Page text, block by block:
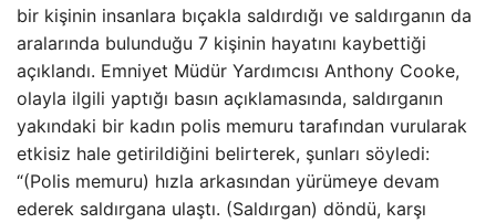
bir kişinin insanlara bıçakla saldırdığı ve saldırganın da
aralarında bulunduğu 7 kişinin hayatını kaybettiği
açıklandı. Emniyet Müdür Yardımcısı Anthony Cooke,
olayla ilgili yaptığı basın açıklamasında, saldırganın
yakındaki bir kadın polis memuru tarafından vurularak
etkisiz hale getirildiğini belirterek, şunları söyledi:
“(Polis memuru) hızla arkasından yürümeye devam
ederek saldırgana ulaştı. (Saldırgan) döndü, karşı